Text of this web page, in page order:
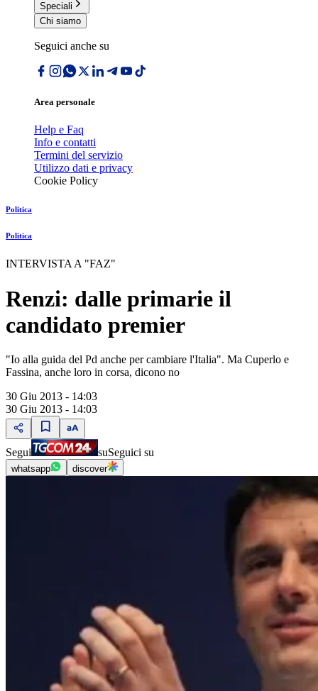
Speciali
Chi siamo
Seguici anche su
Area personale
Help e Faq
Info e contatti
Termini del servizio
Utilizzo dati e privacy
Cookie Policy
Politica
Politica
INTERVISTA A "FAZ"
Renzi: dalle primarie il
candidato premier
"Io alla guida del Pd anche per cambiare l'Italia". Ma Cuperlo e
Fassina, anche loro in corsa, dicono no
30 Giu 2013 - 14:03
30 Giu 2013 - 14:03
Segui suSeguici su
whatsapp discover